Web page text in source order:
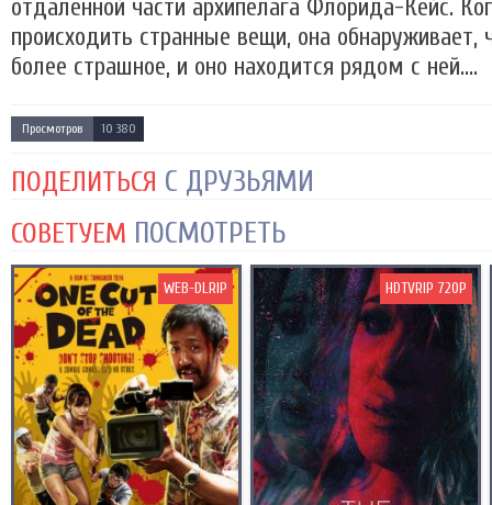
отдаленной части архипелага Флорида-Кейс.
происходить странные вещи, она обнаруживает,
более страшное, и оно находится рядом с ней....
Просмотров 10 380
ПОДЕЛИТЬСЯ С ДРУЗЬЯМИ
СОВЕТУЕМ ПОСМОТРЕТЬ
WEB-DLRIP HDTVRIP 720P